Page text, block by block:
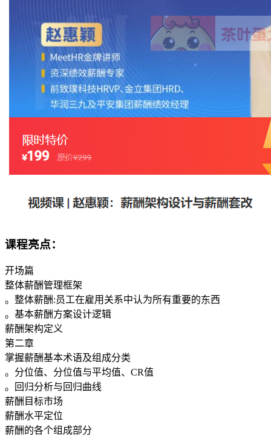
课程亮点：
开场篇
整体薪酬管理框架
。整体薪酬:员工在雇用关系中认为所有重要的东西
。基本薪酬方案设计逻辑
薪酬架构定义
第二章
掌握薪酬基本术语及组成分类
。分位值、分位值与平均值、CR值
。回归分析与回归曲线
薪酬目标市场
薪酬水平定位
薪酬的各个组成部分